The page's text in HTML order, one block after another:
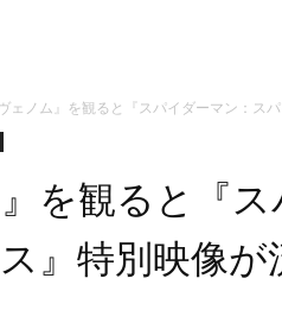
ヴェノム』を観ると『スパイダーマン：ス
』を観ると『
』特別映像が